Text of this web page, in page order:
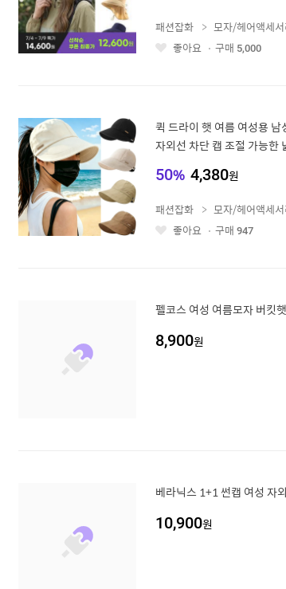
좋
패션잡화 모자/헤어액세
좋아요
구매 5,000
퀵 드라이 햇 여름 여성용
자외선 차단 캡 조절 가능한
50% 4,380원
좋
패션잡화 모자/헤어액세
좋아요
구매 947
펠코스 여성 여름모자 버킷
8,900원
베라닉스 1+1 썬캡 여성 자
10,900원